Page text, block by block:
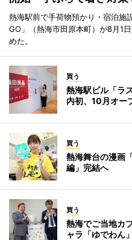
熱海駅前で手荷物預かり・宿泊施
GO」（熱海市田原本町）が8月1
めた。
買う
熱海駅ビル「ラ
内初、10月オー
買う
熱海舞台の漫画
編」完結へ
買う
熱海でご当地カ
ャラ「ゆでわん